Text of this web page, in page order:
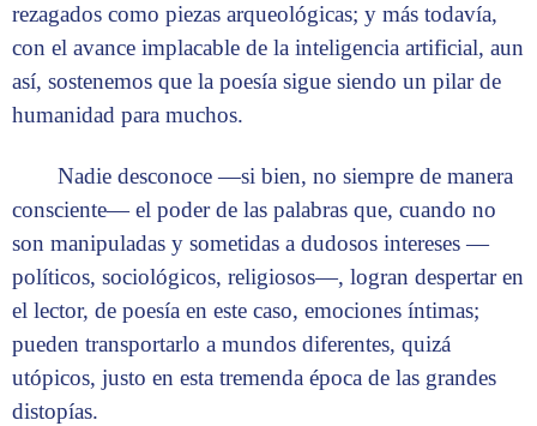
rezagados como piezas arqueológicas; y más todavía,
con el avance implacable de la inteligencia artificial, aun
así, sostenemos que la poesía sigue siendo un pilar de
humanidad para muchos.
Nadie desconoce —si bien, no siempre de manera
consciente— el poder de las palabras que, cuando no
son manipuladas y sometidas a dudosos intereses —
políticos, sociológicos, religiosos—, logran despertar en
el lector, de poesía en este caso, emociones íntimas;
pueden transportarlo a mundos diferentes, quizá
utópicos, justo en esta tremenda época de las grandes
distopías.